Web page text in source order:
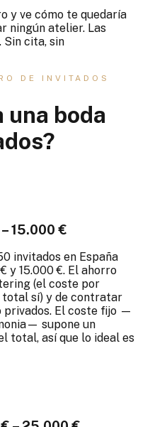
y ve cómo te quedaría
ningún atelier. Las
Sin cita, sin
DE INVITADOS
una boda
15.000 €
invitados en España
y 15.000 €. El ahorro
(el coste por
sí) y de contratar
privados. El coste fijo —
supone un
total, así que lo ideal es